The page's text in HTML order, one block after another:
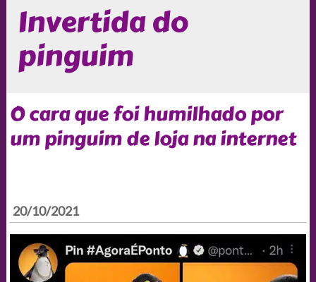
Invertida do
pinguim
O cara que foi humilhado por
um pinguim de loja na internet
20/10/2021